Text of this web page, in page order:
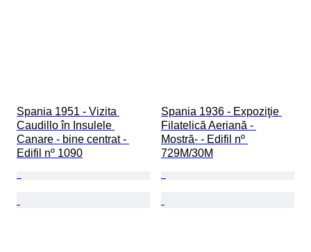
Spania 1951 - Vizita
Caudillo în Insulele
Canare - bine centrat -
Edifil nº 1090
Spania 1936 - Expoziţie
Filatelică Aeriană -
Mostră- - Edifil nº
729M/30M